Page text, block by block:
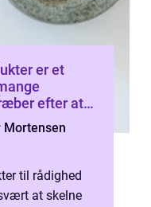
er et
efter at
Mortensen
til rådighed
at skelne